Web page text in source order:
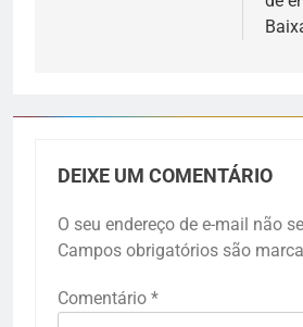
DEIXE UM COMENTÁRIO
O seu endereço de e-mail não
Campos obrigatórios são
Comentário *